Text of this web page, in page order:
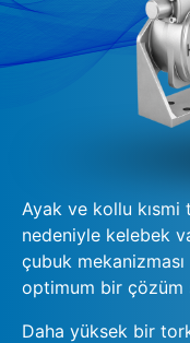
Ayak ve kollu kısmi
nedeniyle kelebek
çubuk
optimum bir çözüm
Daha yüksek bir